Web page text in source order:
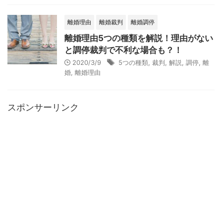
離婚理由 離婚裁判 離婚調停
離婚理由5つの種類を解説！理由がない
と調停裁判で不利な場合も？！
2020/3/9 5つの種類 裁判 解説 調停 離
婚 離婚理由
スポンサーリンク